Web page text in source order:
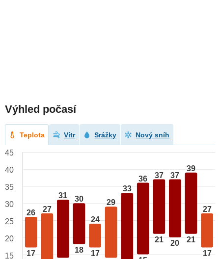
Výhled počasí
Teplota Vítr Srážky Nový sníh
26
17
27
31 30
18
24
17
29
33
36 37
21
37
20
39
21
27
17
45
40
35
30
25
20
15